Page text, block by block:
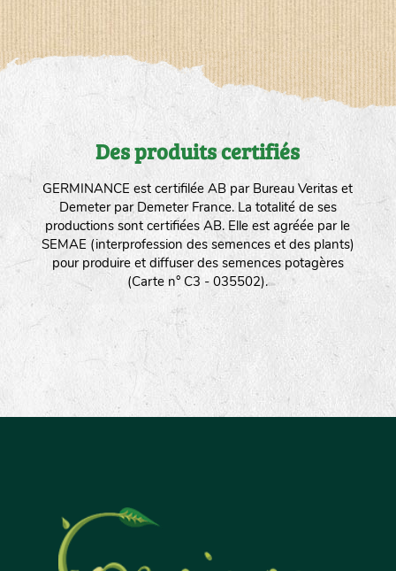
Des produits certifiés
GERMINANCE est certifilée AB par Bureau Veritas et
Demeter par Demeter France. La totalité de ses
productions sont certifiées AB. Elle est agréée par le
SEMAE (interprofession des semences et des plants)
pour produire et diffuser des semences potagères
(Carte n° C3 - 035502).